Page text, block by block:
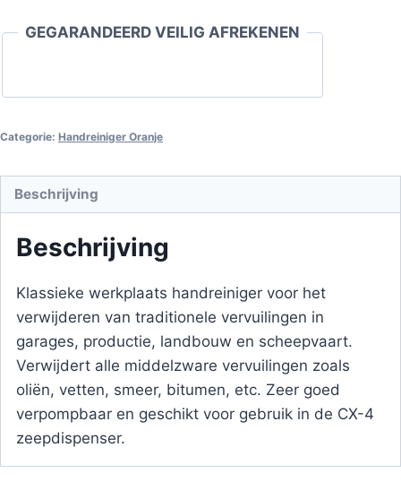
ML GEGARANDEERD VEILIG AFREKENEN
Categorie: Handreiniger Oranje
Beschrijving
Beschrijving
Klassieke werkplaats handreiniger voor het
verwijderen van traditionele vervuilingen in
garages, productie, landbouw en scheepvaart.
Verwijdert alle middelzware vervuilingen zoals
oliën, vetten, smeer, bitumen, etc. Zeer goed
verpompbaar en geschikt voor gebruik in de CX-4
zeepdispenser.